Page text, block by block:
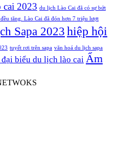
cai 2023 du lịch Lào Cai đã có sự bứt
tăng. Lào Cai đã đón hơn 7 triệu lượt
Sapa 2023 hiệp hội
tuyết rơi trên sapa văn hoá du lịch sapa
biểu du lịch lào cai Ẩm